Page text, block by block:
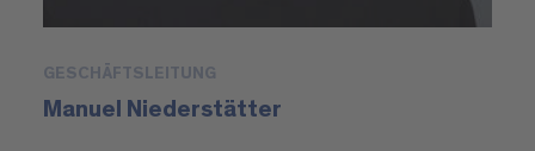
GESCHÄFTSLEITUNG
Manuel Niederstätter